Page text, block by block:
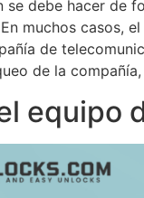
se debe hacer de
muchos casos,
de
de la
equipo